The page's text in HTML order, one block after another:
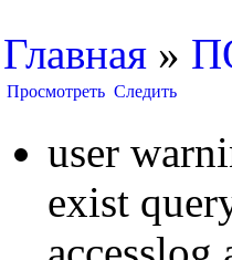
Главная »
Просмотреть Следить
user
exist